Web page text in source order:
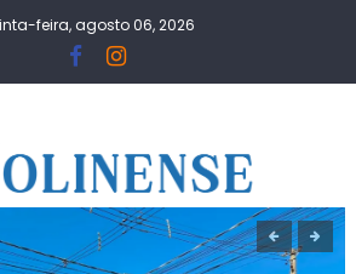
feira, agosto 06, 2026